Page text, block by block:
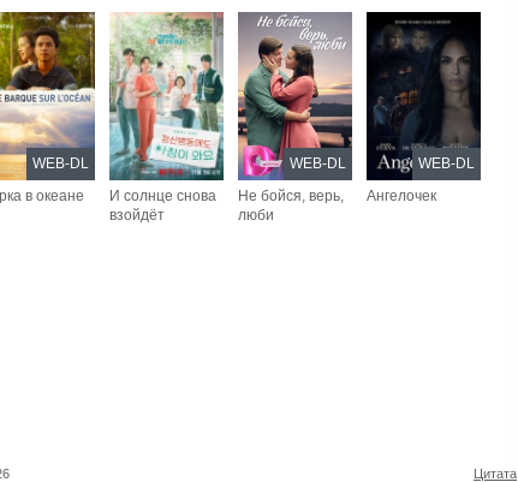
в океане
WEB-DL
И солнце снова
взойдёт
Не бойся, верь,
люби
WEB-DL
Ангелочек
WEB-DL
Цитата